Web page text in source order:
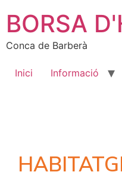
BORSA
Conca de Barberà
Inici Informació